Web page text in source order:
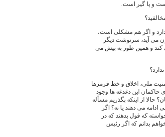
و پا گیر است.
و اگر هم مشکلی است،
می آید، سرنوشت دیگر
کند و همین طور به پیش می
ملی، اخلاق و خط قرمزها
این دغدغه ها وجود
حالا از اینکه بگذریم مسأله
می دهند یا نه؟ اگر
که قول بدهند که در
بدانم که اگر رئیس